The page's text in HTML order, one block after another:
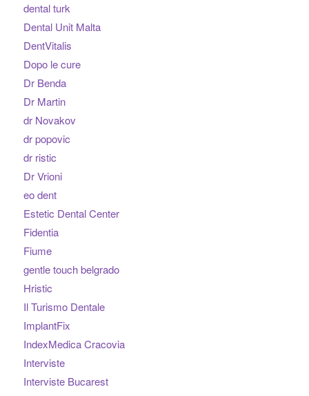
dental turk
Dental Unit Malta
DentVitalis
Dopo le cure
Dr Benda
Dr Martin
dr Novakov
dr popovic
dr ristic
Dr Vrioni
eo dent
Estetic Dental Center
Fidentia
Fiume
gentle touch belgrado
Hristic
Il Turismo Dentale
ImplantFix
IndexMedica Cracovia
Interviste
Interviste Bucarest